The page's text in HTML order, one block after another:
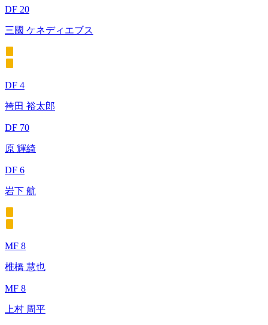
DF 20
三國 ケネディエブス
DF 4
袴田 裕太郎
DF 70
原 輝綺
DF 6
岩下 航
MF 8
椎橋 慧也
MF 8
上村 周平